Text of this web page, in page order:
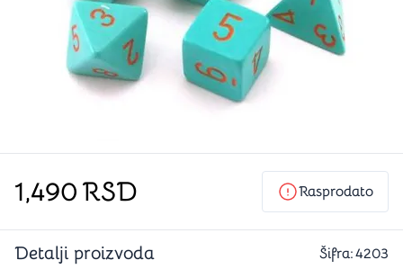
1,490RSD Rasprodato
Detalji proizvoda Šifra:4203